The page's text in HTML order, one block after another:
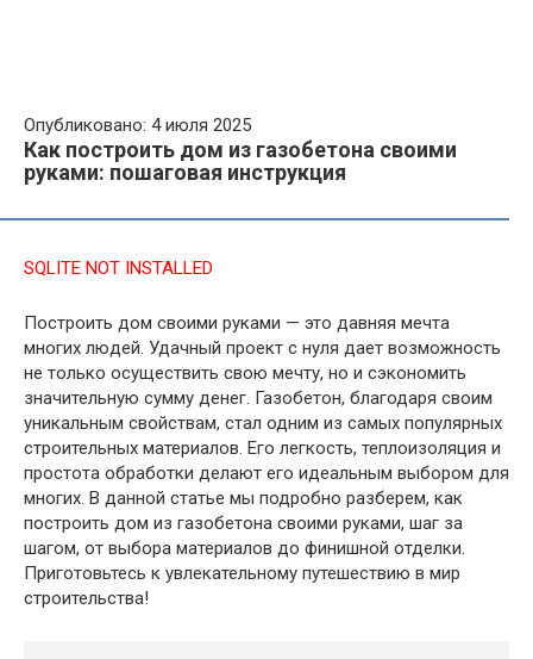
Опубликовано: 4 июля 2025
Как построить дом из газобетона своими
руками: пошаговая инструкция
SQLITE NOT INSTALLED
Построить дом своими руками — это давняя мечта
многих людей. Удачный проект с нуля дает возможность
не только осуществить свою мечту, но и сэкономить
значительную сумму денег. Газобетон, благодаря своим
уникальным свойствам, стал одним из самых популярных
строительных материалов. Его легкость, теплоизоляция и
простота обработки делают его идеальным выбором для
многих. В данной статье мы подробно разберем, как
построить дом из газобетона своими руками, шаг за
шагом, от выбора материалов до финишной отделки.
Приготовьтесь к увлекательному путешествию в мир
строительства!